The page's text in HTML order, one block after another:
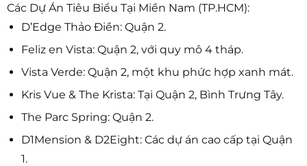
Các Dự Án Tiêu Biểu Tại Miền Nam (TP.HCM):
D’Edge Thảo Điền: Quận 2.
Feliz en Vista: Quận 2, với quy mô 4 tháp.
Vista Verde: Quận 2, một khu phức hợp xanh mát.
Kris Vue & The Krista: Tại Quận 2, Bình Trưng Tây.
The Parc Spring: Quận 2.
D1Mension & D2Eight: Các dự án cao cấp tại Quận
1.